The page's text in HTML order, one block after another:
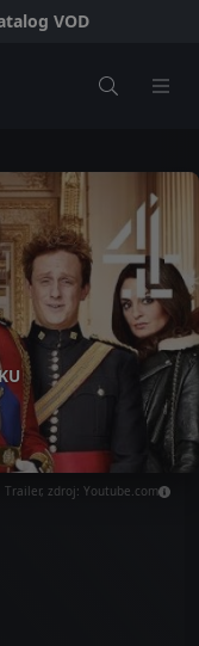
VOD
Trailer, zdroj: Youtube.com